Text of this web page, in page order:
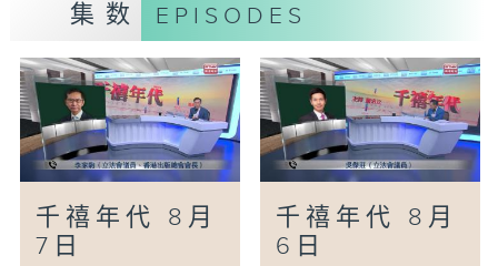
集数 EPISODES
千禧年代 8月
7日
千禧年代 8月
6日